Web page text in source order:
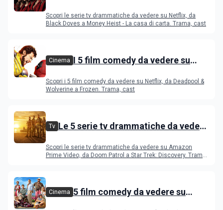
Scopri le serie tv drammatiche da vedere su Netflix, da
Black Doves a Money Heist - La casa di carta. Trama, cast
Cinema I 5 film comedy da vedere su
Scopri i 5 film comedy da vedere su Netflix, da Deadpool &
Wolverine a Frozen. Trama, cast
Tv Le 5 serie tv drammatiche da vedere
Scopri le serie tv drammatiche da vedere su Amazon
Prime Video, da Doom Patrol a Star Trek: Discovery. Trama,
Cinema 5 film comedy da vedere su